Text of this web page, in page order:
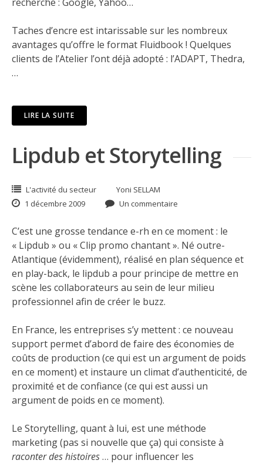
recherche : Google, Yahoo…
Taches d’encre est intarissable sur les nombreux
avantages qu’offre le format Fluidbook ! Quelques
clients de l’Atelier l’ont déjà adopté : l’ADAPT, Thedra,
…
LIRE LA SUITE
Lipdub et Storytelling
L'activité du secteur
Yoni SELLAM
1 décembre 2009
Un commentaire
C’est une grosse tendance e-rh en ce moment : le
« Lipdub » ou « Clip promo chantant ». Né outre-
Atlantique (évidemment), réalisé en plan séquence et
en play-back, le lipdub a pour principe de mettre en
scène les collaborateurs au sein de leur milieu
professionnel afin de créer le buzz.
En France, les entreprises s’y mettent : ce nouveau
support permet d’abord de faire des économies de
coûts de production (ce qui est un argument de poids
en ce moment) et instaure un climat d’authenticité, de
proximité et de confiance (ce qui est aussi un
argument de poids en ce moment).
Le Storytelling, quant à lui, est une méthode
marketing (pas si nouvelle que ça) qui consiste à
raconter des histoires… pour influencer les